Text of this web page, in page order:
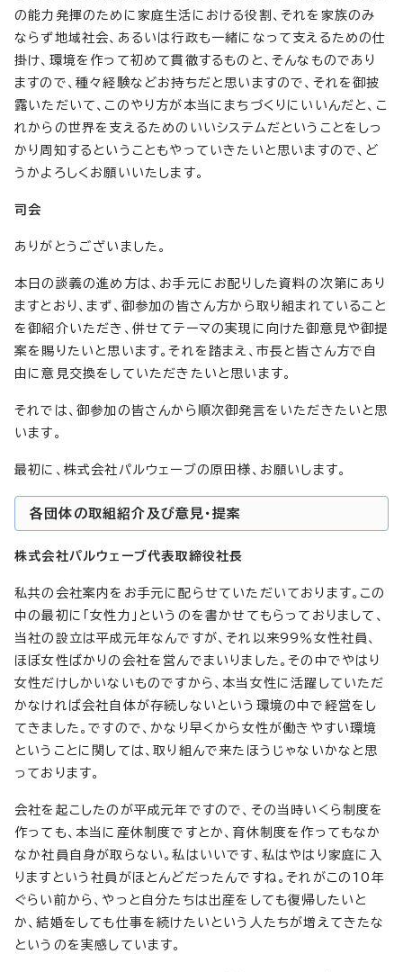
の能力発揮のために家庭生活における役割、それを家族のみ
ならず地域社会、あるいは行政も一緒になって支えるための仕
掛け、環境を作って初めて貫徹するものと、そんなものであり
ますので、種々経験などお持ちだと思いますので、それを御披
露いただいて、このやり方が本当にまちづくりにいいんだと、こ
れからの世界を支えるためのいいシステムだということをしっ
かり周知するということもやっていきたいと思いますので、ど
うかよろしくお願いいたします。
司会
ありがとうございました。
本日の談義の進め方は、お手元にお配りした資料の次第にあり
ますとおり、まず、御参加の皆さん方から取り組まれていること
を御紹介いただき、併せてテーマの実現に向けた御意見や御提
案を賜りたいと思います。それを踏まえ、市長と皆さん方で自
由に意見交換をしていただきたいと思います。
それでは、御参加の皆さんから順次御発言をいただきたいと思
います。
最初に、株式会社パルウェーブの原田様、お願いします。
各団体の取組紹介及び意見・提案
株式会社パルウェーブ代表取締役社長
私共の会社案内をお手元に配らせていただいております。この
中の最初に「女性力」というのを書かせてもらっておりまして、
当社の設立は平成元年なんですが、それ以来99％女性社員、
ほぼ女性ばかりの会社を営んでまいりました。その中でやはり
女性だけしかいないものですから、本当女性に活躍していただ
かなければ会社自体が存続しないという環境の中で経営をし
てきました。ですので、かなり早くから女性が働きやすい環境
ということに関しては、取り組んで来たほうじゃないかなと思
っております。
会社を起こしたのが平成元年ですので、その当時いくら制度を
作っても、本当に産休制度ですとか、育休制度を作ってもなか
なか社員自身が取らない。私はいいです、私はやはり家庭に入
りますという社員がほとんどだったんですね。それがこの10年
ぐらい前から、やっと自分たちは出産をしても復帰したいと
か、結婚をしても仕事を続けたいという人たちが増えてきたな
というのを実感しています。